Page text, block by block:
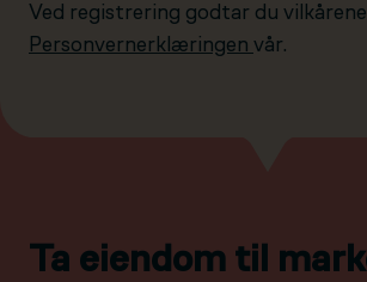
Ved registrering godtar du
Personvernerklæringen vår.
Ta eiendom til